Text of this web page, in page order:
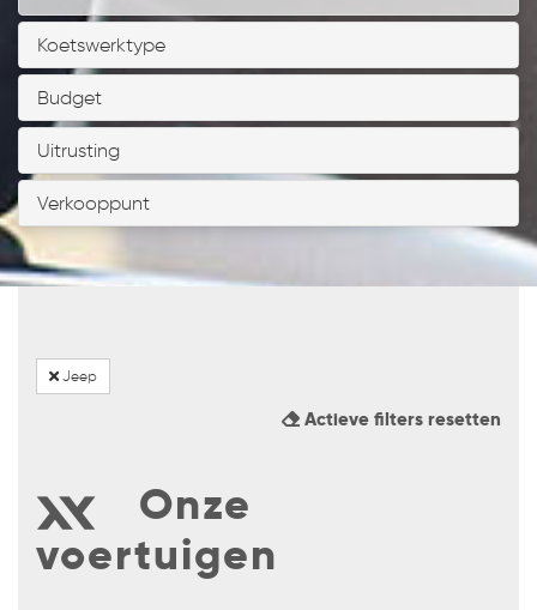
Koetswerktype
Budget
Uitrusting
Verkooppunt
Jeep
Actieve filters resetten
Onze
voertuigen